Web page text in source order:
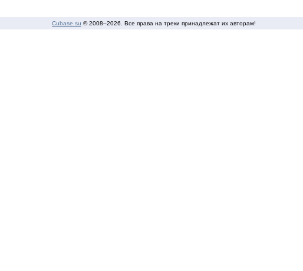
Cubase.su © 2008–2026. Все права на треки принадлежат их авторам!